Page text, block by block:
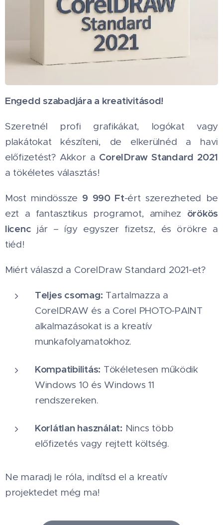
Engedd szabadjára a kreativitásod! 🎨
Szeretnél profi grafikákat, logókat vagy
plakátokat készíteni, de elkerülnéd a havi
előfizetést? Akkor a CorelDraw Standard 2021
a tökéletes választás!
Most mindössze 9 990 Ft-ért szerezheted be
ezt a fantasztikus programot, amihez örökös
licenc jár – így egyszer fizetsz, és örökre a
tiéd!
Miért válaszd a CorelDraw Standard 2021-et?
Teljes csomag: Tartalmazza a
CorelDRAW és a Corel PHOTO-PAINT
alkalmazásokat is a kreatív
munkafolyamatokhoz.
Kompatibilitás: Tökéletesen működik
Windows 10 és Windows 11
rendszereken.
Korlátlan használat: Nincs több
előfizetés vagy rejtett költség.
Ne maradj le róla, indítsd el a kreatív
projektedet még ma! 🚀